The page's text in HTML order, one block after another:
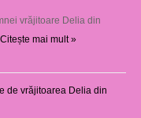
vrăjitoare Delia din
Citește mai mult »
de vrăjitoarea Delia din